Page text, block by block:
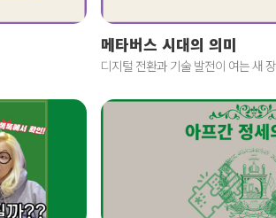
메타버스 시대의 의미
디지털 전환과 기술 발전이 여는 새 장